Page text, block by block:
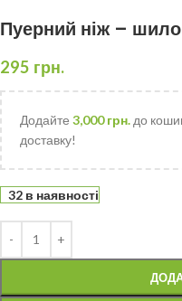
Пуерний ніж – шило
295 грн.
Додайте 3,000грн. до
доставку!
32 в наявності